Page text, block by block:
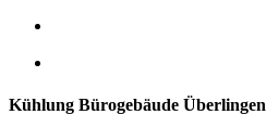
Kühlung Bürogebäude Überlingen